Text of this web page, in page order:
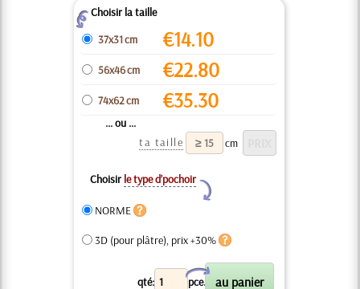
ZChoisir la taille
37x31 cm
€14.10
56x46 cm €22.80
74x62 cm €35.30
... ou ...
ta taille
cm
Choisir le type d’pochoir
Y
NORME
3D (pour plâtre), prix +30%
qté: pce.
X